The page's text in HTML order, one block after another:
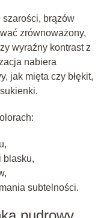
brązów
zrównoważony,
wyraźny kontrast z
nabiera
jak mięta czy błękit,
blasku,
subtelności.